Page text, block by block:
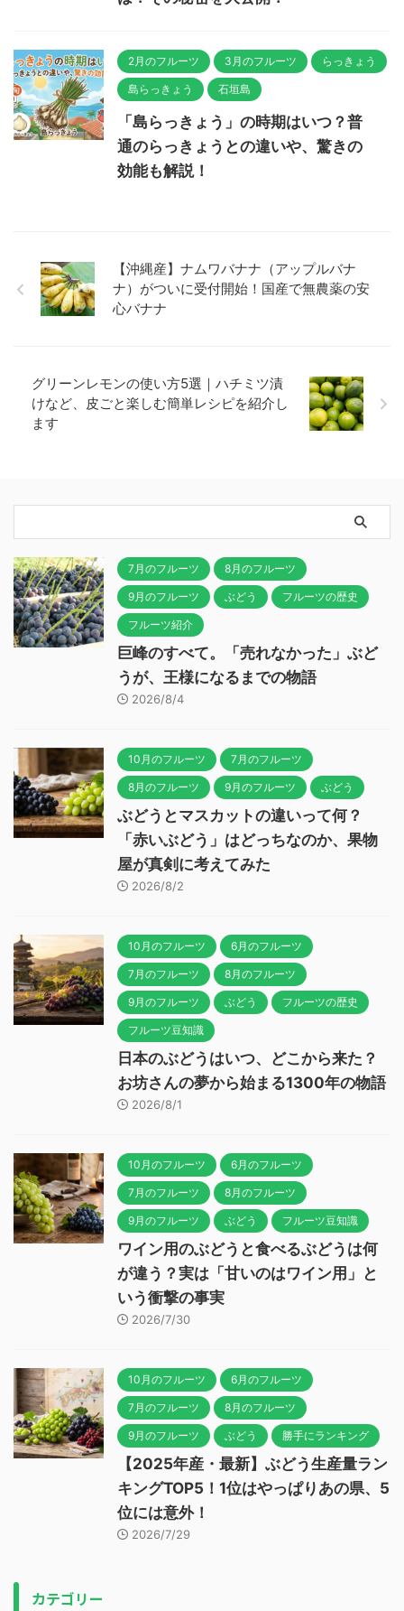
2月のフルーツ 3月のフルーツ らっきょう
島らっきょう 石垣島
「島らっきょう」の時期はいつ？普
通のらっきょうとの違いや、驚きの
効能も解説！
【沖縄産】ナムワバナナ（アップルバナ
ナ）がついに受付開始！国産で無農薬の安
心バナナ
グリーンレモンの使い方5選｜ハチミツ漬
けなど、皮ごと楽しむ簡単レシピを紹介し
ます
7月のフルーツ 8月のフルーツ
9月のフルーツ ぶどう フルーツの歴史
フルーツ紹介
巨峰のすべて。「売れなかった」ぶど
うが、王様になるまでの物語
2026/8/4
10月のフルーツ 7月のフルーツ
8月のフルーツ 9月のフルーツ ぶどう
ぶどうとマスカットの違いって何？
「赤いぶどう」はどっちなのか、果物
屋が真剣に考えてみた
2026/8/2
10月のフルーツ 6月のフルーツ
7月のフルーツ 8月のフルーツ
9月のフルーツ ぶどう フルーツの歴史
フルーツ豆知識
日本のぶどうはいつ、どこから来た？
お坊さんの夢から始まる1300年の物語
2026/8/1
10月のフルーツ 6月のフルーツ
7月のフルーツ 8月のフルーツ
9月のフルーツ ぶどう フルーツ豆知識
ワイン用のぶどうと食べるぶどうは何
が違う？実は「甘いのはワイン用」と
いう衝撃の事実
2026/7/30
10月のフルーツ 6月のフルーツ
7月のフルーツ 8月のフルーツ
9月のフルーツ ぶどう 勝手にランキング
【2025年産・最新】ぶどう生産量ラン
キングTOP5！1位はやっぱりあの県、5
位には意外！
2026/7/29
カテゴリー